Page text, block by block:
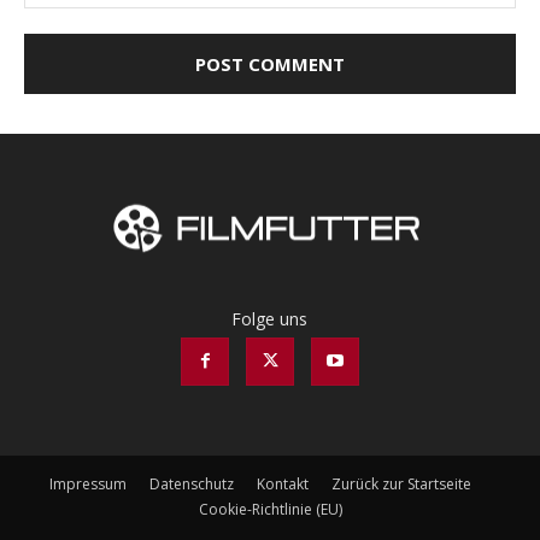
Folge uns
Impressum Datenschutz Kontakt
Zurück zur Startseite
Cookie-Richtlinie (EU)